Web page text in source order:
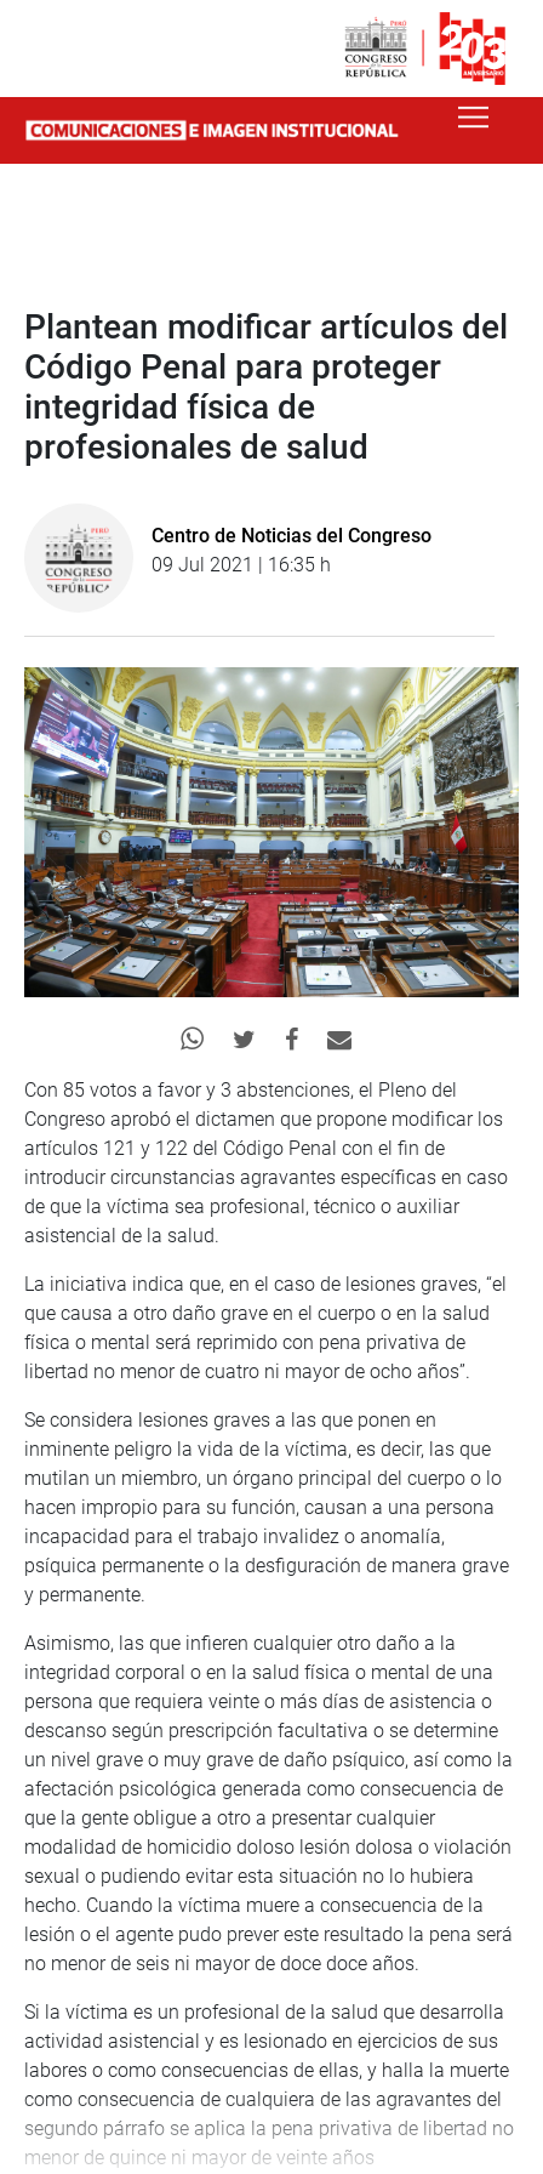
Plantean modificar artículos del
Código Penal para proteger
integridad física de
profesionales de salud
Centro de Noticias del Congreso
09 Jul 2021 | 16:35 h
Con 85 votos a favor y 3 abstenciones, el Pleno del
Congreso aprobó el dictamen que propone modificar los
artículos 121 y 122 del Código Penal con el fin de
introducir circunstancias agravantes específicas en caso
de que la víctima sea profesional, técnico o auxiliar
asistencial de la salud.
La iniciativa indica que, en el caso de lesiones graves, “el
que causa a otro daño grave en el cuerpo o en la salud
física o mental será reprimido con pena privativa de
libertad no menor de cuatro ni mayor de ocho años”.
Se considera lesiones graves a las que ponen en
inminente peligro la vida de la víctima, es decir, las que
mutilan un miembro, un órgano principal del cuerpo o lo
hacen impropio para su función, causan a una persona
incapacidad para el trabajo invalidez o anomalía,
psíquica permanente o la desfiguración de manera grave
y permanente.
Asimismo, las que infieren cualquier otro daño a la
integridad corporal o en la salud física o mental de una
persona que requiera veinte o más días de asistencia o
descanso según prescripción facultativa o se determine
un nivel grave o muy grave de daño psíquico, así como la
afectación psicológica generada como consecuencia de
que la gente obligue a otro a presentar cualquier
modalidad de homicidio doloso lesión dolosa o violación
sexual o pudiendo evitar esta situación no lo hubiera
hecho. Cuando la víctima muere a consecuencia de la
lesión o el agente pudo prever este resultado la pena será
no menor de seis ni mayor de doce doce años.
Si la víctima es un profesional de la salud que desarrolla
actividad asistencial y es lesionado en ejercicios de sus
labores o como consecuencias de ellas, y halla la muerte
como consecuencia de cualquiera de las agravantes del
segundo párrafo se aplica la pena privativa de libertad no
menor de quince ni mayor de veinte años